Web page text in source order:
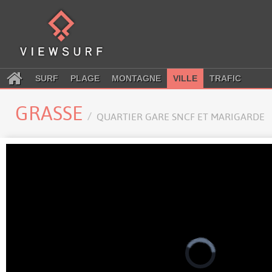
SURF PLAGE MONTAGNE VILLE TRAFIC
GRASSE QUARTIER GARE SNCF ET MARIGARDE